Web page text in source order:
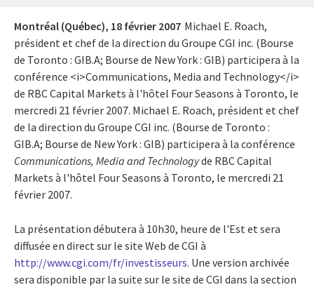
Montréal (Québec), 18 février 2007 Michael E. Roach,
président et chef de la direction du Groupe CGI inc. (Bourse
de Toronto : GIB.A; Bourse de New York : GIB) participera à la
conférence <i>Communications, Media and Technology</i>
de RBC Capital Markets à l'hôtel Four Seasons à Toronto, le
mercredi 21 février 2007. Michael E. Roach, président et chef
de la direction du Groupe CGI inc. (Bourse de Toronto :
GIB.A; Bourse de New York : GIB) participera à la conférence
Communications, Media and Technologyde RBC Capital
Markets à l'hôtel Four Seasons à Toronto, le mercredi 21
février 2007.
La présentation débutera à 10h30, heure de l'Est et sera
diffusée en direct sur le site Web de CGI à
http://www.cgi.com/fr/investisseurs. Une version archivée
sera disponible par la suite sur le site de CGI dans la section